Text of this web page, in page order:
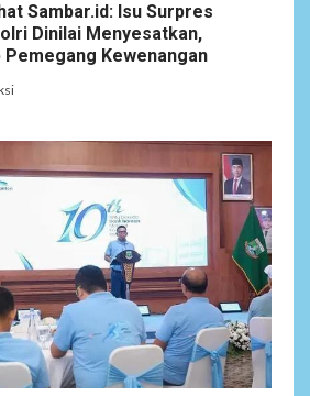
Sambar.id: Isu Surpres
Dinilai Menyesatkan,
Kewenangan